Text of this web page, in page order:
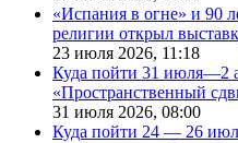
«Испания в огне» и 90
религии открыл
23 июля 2026, 11:18
Куда пойти 31 июля—2
«Пространственный
31 июля 2026, 08:00
Куда пойти 24 — 26